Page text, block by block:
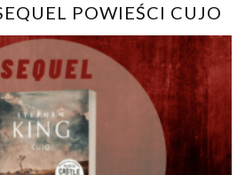
POWIEŚCI CUJO